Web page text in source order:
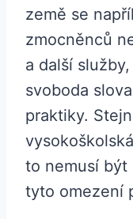
země se
zmocněnců
a další
svoboda
praktiky.
to nemusí být
tyto omezení